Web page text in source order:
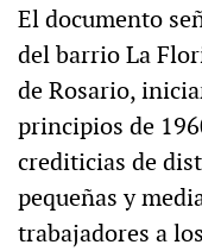
El documento
del barrio La
de Rosario,
principios de
crediticias de
pequeñas y
trabajadores a